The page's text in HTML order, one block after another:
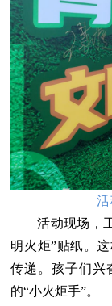
活
活动现场，工
明火炬”贴纸。
传递。孩子们兴
的“小火炬手”。